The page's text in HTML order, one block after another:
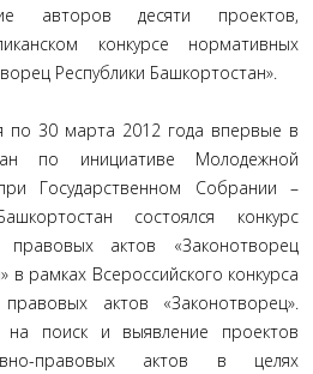
авторов десяти проектов,
конкурсе нормативных
Республики Башкортостан».
30 марта 2012 года впервые в
по инициативе Молодежной
Государственном Собрании –
состоялся конкурс
актов «Законотворец
в рамках Всероссийского конкурса
актов «Законотворец».
на поиск и выявление проектов
правовых актов в целях